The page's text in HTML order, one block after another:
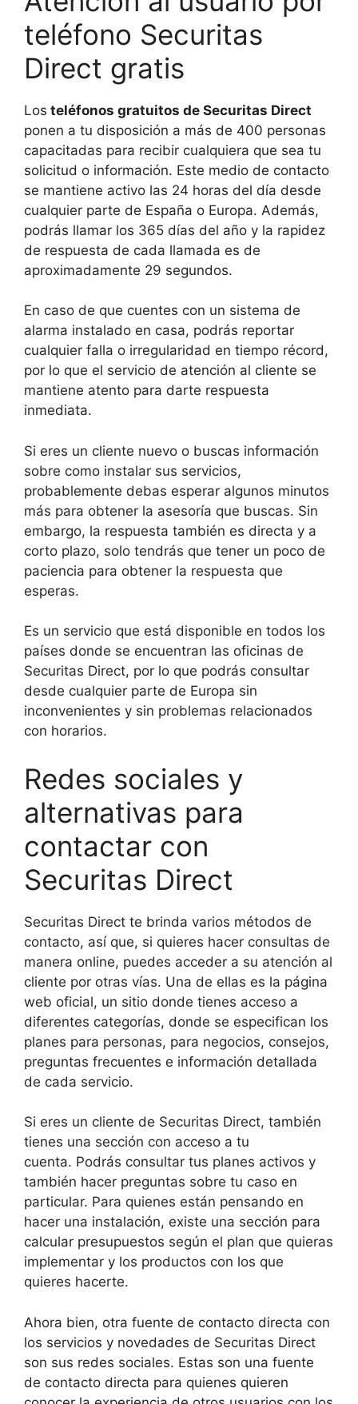
teléfono Securitas
Direct gratis
Los teléfonos gratuitos de Securitas Direct
ponen a tu disposición a más de 400 personas
capacitadas para recibir cualquiera que sea tu
solicitud o información. Este medio de contacto
se mantiene activo las 24 horas del día desde
cualquier parte de España o Europa. Además,
podrás llamar los 365 días del año y la rapidez
de respuesta de cada llamada es de
aproximadamente 29 segundos.
En caso de que cuentes con un sistema de
alarma instalado en casa, podrás reportar
cualquier falla o irregularidad en tiempo récord,
por lo que el servicio de atención al cliente se
mantiene atento para darte respuesta
inmediata.
Si eres un cliente nuevo o buscas información
sobre como instalar sus servicios,
probablemente debas esperar algunos minutos
más para obtener la asesoría que buscas. Sin
embargo, la respuesta también es directa y a
corto plazo, solo tendrás que tener un poco de
paciencia para obtener la respuesta que
esperas.
Es un servicio que está disponible en todos los
países donde se encuentran las oficinas de
Securitas Direct, por lo que podrás consultar
desde cualquier parte de Europa sin
inconvenientes y sin problemas relacionados
con horarios.
Redes sociales y
alternativas para
contactar con
Securitas Direct
Securitas Direct te brinda varios métodos de
contacto, así que, si quieres hacer consultas de
manera online, puedes acceder a su atención al
cliente por otras vías. Una de ellas es la página
web oficial, un sitio donde tienes acceso a
diferentes categorías, donde se especifican los
planes para personas, para negocios, consejos,
preguntas frecuentes e información detallada
de cada servicio.
Si eres un cliente de Securitas Direct, también
tienes una sección con acceso a tu
cuenta. Podrás consultar tus planes activos y
también hacer preguntas sobre tu caso en
particular. Para quienes están pensando en
hacer una instalación, existe una sección para
calcular presupuestos según el plan que quieras
implementar y los productos con los que
quieres hacerte.
Ahora bien, otra fuente de contacto directa con
los servicios y novedades de Securitas Direct
son sus redes sociales. Estas son una fuente
de contacto directa para quienes quieren